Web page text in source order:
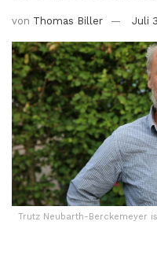
von Thomas Biller Juli
Trutz Neubarth-Berckemeyer